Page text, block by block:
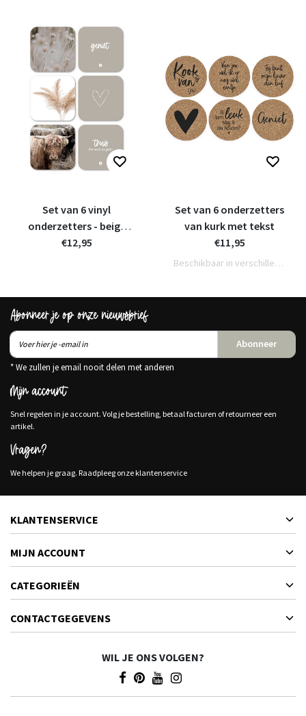
Set van 6 vinyl
onderzetters - beige
met teksten en foto's
€12,95
Set van 6 onderzetters
van kurk met tekst
€11,95
Beschikbaar in verschillende varianten
Abonneer je op onze nieuwsbrief
Abonneer
* We zullen je email nooit delen met anderen
Mijn account
Snel regelen in je account. Volg je bestelling, betaal facturen of retourneer een
artikel.
Vragen?
We helpen je graag. Raadpleeg onze klantenservice
KLANTENSERVICE
MIJN ACCOUNT
CATEGORIEËN
CONTACTGEGEVENS
WIL JE ONS VOLGEN?